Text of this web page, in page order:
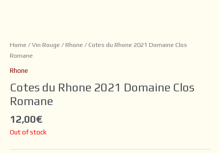
Home / Vin Rouge / Rhone / Cotes du Rhone 2021 Domaine Clos
Romane
Rhone
Cotes du Rhone 2021 Domaine Clos
Romane
12,00€
Out of stock